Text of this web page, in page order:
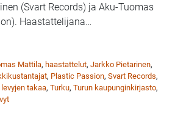
(Svart Records) ja Aku-Tuomas
Haastattelijana …
Mattila, haastattelut, Jarkko Pietarinen,
, Plastic Passion, Svart Records,
takaa, Turku, Turun kaupunginkirjasto,